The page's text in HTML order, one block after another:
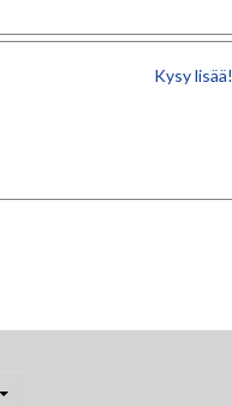
Kysy lisää!